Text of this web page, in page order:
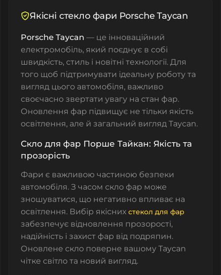
Якісні стекло фари Porsche Taycan
Porsche Taycan — це інноваційний
електромобіль, який поєднує в собі
швидкість, стиль і новітні технології. Для
того щоб підтримувати ідеальну роботу та
вигляд цього автомобіля, важливо
своєчасно звертати увагу на стан фар.
Оновлення фар підвищує не тільки якість
освітлення, але й загальний вигляд Taycan.
Скло для фар Порше Тайкан: Якість та
прозорість
Фари є важливою частиною безпеки
автомобіля. З часом скло фар може
зношуватися, що негативно впливає на
освітлення. Вибір якісних стекол для фар
забезпечує відновлення прозорості,
надійність і захист фар від подряпин.
Оновлене скло поверне вашому Taycan
чітке світло та новий вигляд.